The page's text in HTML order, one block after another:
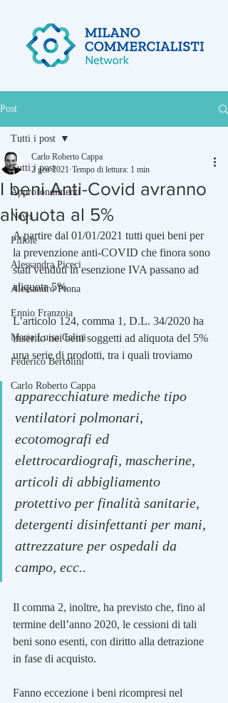
Post
Tutti i post
Approfondimenti
News
Pillole
Alessandra Piceci
Alessandro Piona
Ennio Franzoia
Maria Luisa Calini
Federico Bertolini
Carlo Roberto Cappa
Tutti i post
I beni Anti-Covid avranno
aliquota al 5%
Carlo Roberto Cappa
2 gen 2021 Tempo di lettura: 1 min
A partire dal 01/01/2021 tutti quei beni per
la prevenzione anti-COVID che finora sono
stati venduti in esenzione IVA passano ad
aliquota 5%.
L’articolo 124, comma 1, D.L. 34/2020 ha
inserito nei beni soggetti ad aliquota del 5%
una serie di prodotti, tra i quali troviamo
apparecchiature mediche tipo
ventilatori polmonari,
ecotomografi ed
elettrocardiografi, mascherine,
articoli di abbigliamento
protettivo per finalità sanitarie,
detergenti disinfettanti per mani,
attrezzature per ospedali da
campo, ecc..
Il comma 2, inoltre, ha previsto che, fino al
termine dell’anno 2020, le cessioni di tali
beni sono esenti, con diritto alla detrazione
in fase di acquisto.
Fanno eccezione i beni ricompresi nel